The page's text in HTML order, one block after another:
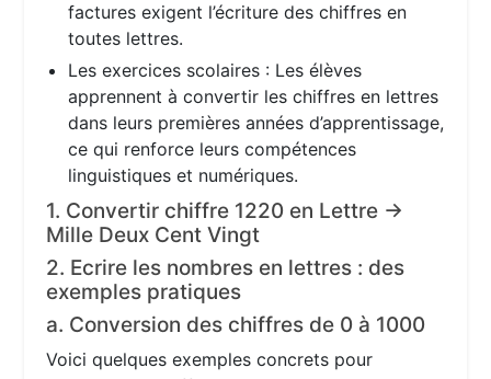
factures exigent l’écriture des chiffres en
toutes lettres.
Les exercices scolaires : Les élèves
apprennent à convertir les chiffres en lettres
dans leurs premières années d’apprentissage,
ce qui renforce leurs compétences
linguistiques et numériques.
1. Convertir chiffre 1220 en Lettre →
Mille Deux Cent Vingt
2. Ecrire les nombres en lettres : des
exemples pratiques
a. Conversion des chiffres de 0 à 1000
Voici quelques exemples concrets pour